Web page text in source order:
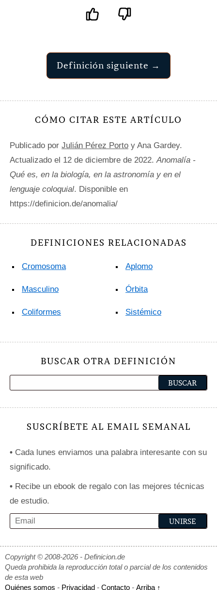
Definición siguiente →
CÓMO CITAR ESTE ARTÍCULO
Publicado por Julián Pérez Porto y Ana Gardey.
Actualizado el 12 de diciembre de 2022.Anomalía -
Qué es, en la biología, en la astronomía y en el
lenguaje coloquial. Disponible en
https://definicion.de/anomalia/
DEFINICIONES RELACIONADAS
Cromosoma
Masculino
Coliformes
Aplomo
Órbita
Sistémico
BUSCAR OTRA DEFINICIÓN
SUSCRÍBETE AL EMAIL SEMANAL
• Cada lunes enviamos una palabra interesante con su
significado.
• Recibe un ebook de regalo con las mejores técnicas
de estudio.
Copyright © 2008-2026 - Definicion.de
Queda prohibida la reproducción total o parcial de los contenidos
de esta web
Quiénes somos - Privacidad - Contacto - Arriba ↑